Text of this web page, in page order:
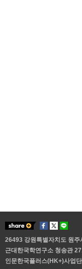
26493 강원특별자치도 원주
근대한국학연구소 청송관
인문한국플러스(HK+)사업